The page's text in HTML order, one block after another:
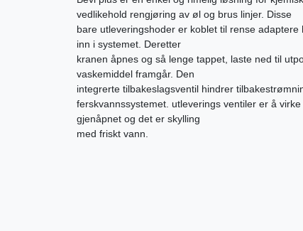
vedlikehold rengjøring av øl og brus linjer. Disse
bare utleveringshoder er koblet til rense
inn i systemet. Deretter
kranen åpnes og så lenge tappet, laste ned til
vaskemiddel framgår. Den
integrerte tilbakeslagsventil hindrer
ferskvannssystemet. utleverings ventiler er å
gjenåpnet og det er skylling
med friskt vann.